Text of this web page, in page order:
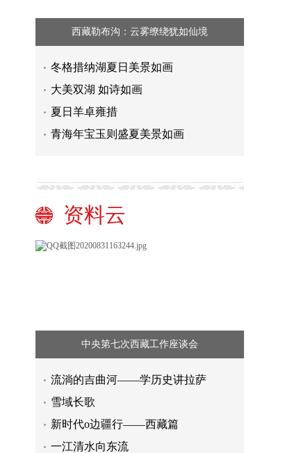
西藏勒布沟：云雾缭绕犹如仙境
冬格措纳湖夏日美景如画
大美双湖 如诗如画
夏日羊卓雍措
青海年宝玉则盛夏美景如画
资料云
中央第七次西藏工作座谈会
流淌的吉曲河——学历史讲拉萨
雪域长歌
新时代o边疆行——西藏篇
一江清水向东流